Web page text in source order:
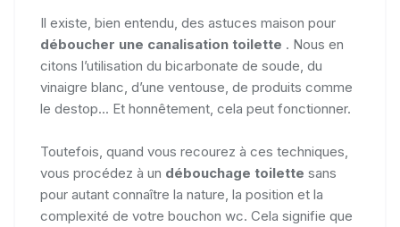
Il existe, bien entendu, des astuces maison pour
déboucher une canalisation toilette . Nous en
citons l’utilisation du bicarbonate de soude, du
vinaigre blanc, d’une ventouse, de produits comme
le destop... Et honnêtement, cela peut fonctionner.
Toutefois, quand vous recourez à ces techniques,
vous procédez à un débouchage toilette sans
pour autant connaître la nature, la position et la
complexité de votre bouchon wc. Cela signifie que